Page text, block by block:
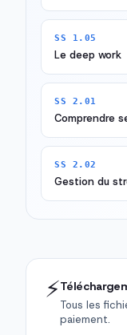
SS 1.05
Le deep work
SS 2.01
Comprendre
SS 2.02
Gestion du
⚡
Tous les
paiement.